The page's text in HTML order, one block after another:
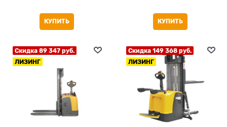
КУПИТЬ КУПИТЬ
Скидка 89 347 руб.
ЛИЗИНГ
Скидка 149 368 руб.
ЛИЗИНГ